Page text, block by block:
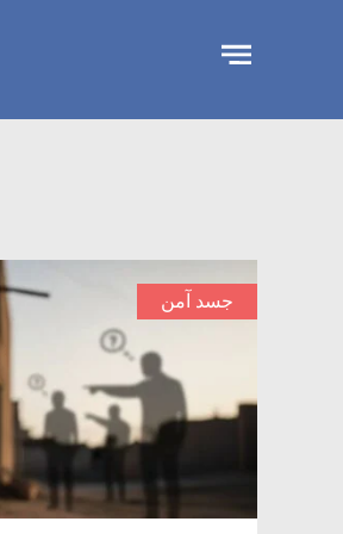
جسد آمن